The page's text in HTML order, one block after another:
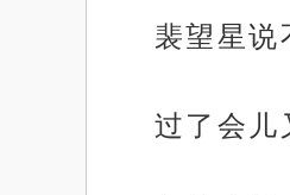
裴望星说
过了会儿